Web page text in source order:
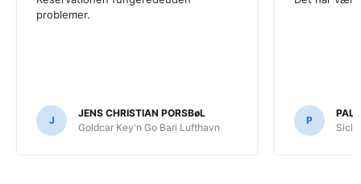
problemer.
J
JENS CHRISTIAN PORSBøL
Goldcar Key'n Go Bari Lufthavn
P